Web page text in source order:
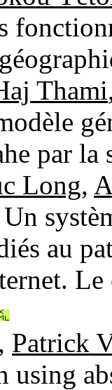
Thami
par la
Long,
au
, Patrick
using